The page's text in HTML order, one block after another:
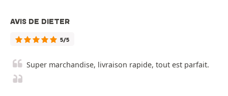
AVIS DE DIETER
5/5
Super marchandise, livraison rapide, tout est parfait.